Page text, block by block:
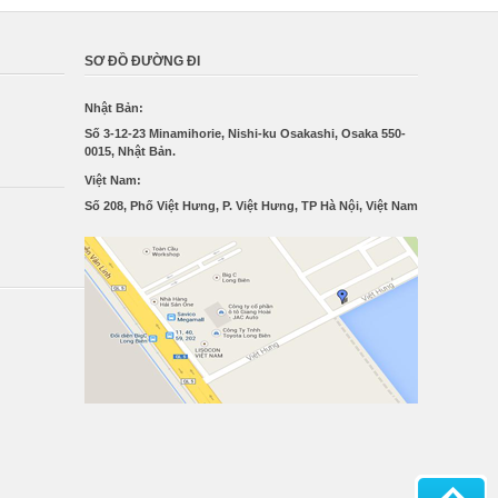
SƠ ĐỒ ĐƯỜNG ĐI
Nhật Bản:
Số 3-12-23 Minamihorie, Nishi-ku Osakashi, Osaka 550-
0015, Nhật Bản.
Việt Nam:
Số 208, Phố Việt Hưng, P. Việt Hưng, TP Hà Nội, Việt Nam